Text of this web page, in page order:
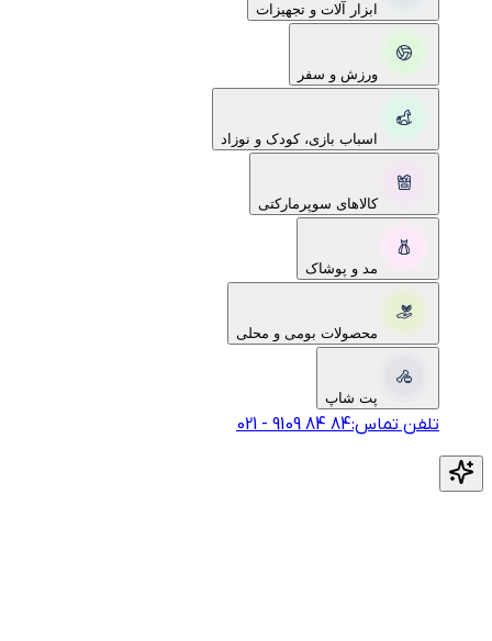
ابزار آلات و تجهیزات
ورزش و سفر
اسباب بازی، کودک و نوزاد
کالاهای سوپرمارکتی
مد و پوشاک
محصولات بومی و محلی
پت شاپ
تلفن تماس: 021-‎9109‎ ‎84‎ ‎84‎